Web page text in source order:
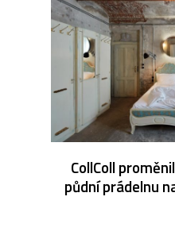
CollColl
půdní prádelnu